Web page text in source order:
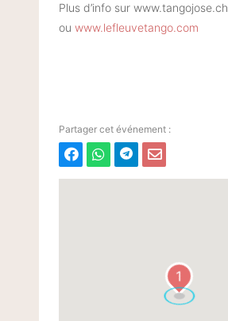
Plus d’info sur www.tangojose.ch
ou www.lefleuvetango.com
1